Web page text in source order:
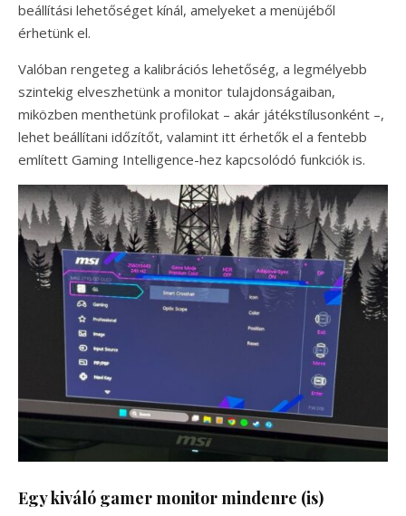
beállítási lehetőséget kínál, amelyeket a menüjéből
érhetünk el.
Valóban rengeteg a kalibrációs lehetőség, a legmélyebb
szintekig elveszhetünk a monitor tulajdonságaiban,
miközben menthetünk profilokat – akár játékstílusonként –,
lehet beállítani időzítőt, valamint itt érhetők el a fentebb
említett Gaming Intelligence-hez kapcsolódó funkciók is.
Egy kiváló gamer monitor mindenre (is)